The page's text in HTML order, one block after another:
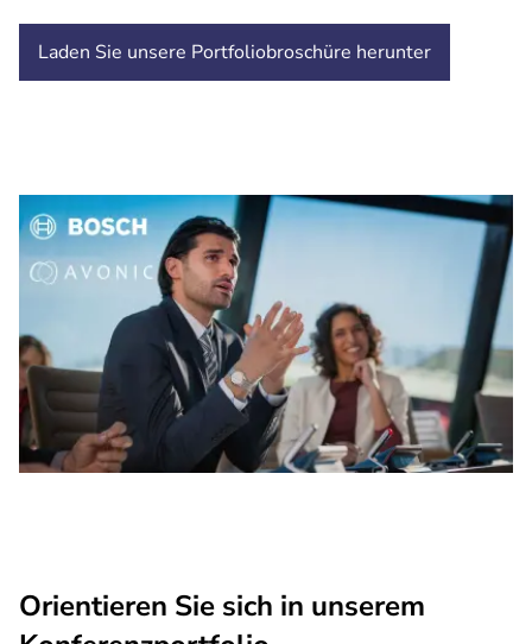
Laden Sie unsere Portfoliobroschüre herunter
Orientieren Sie sich in unserem